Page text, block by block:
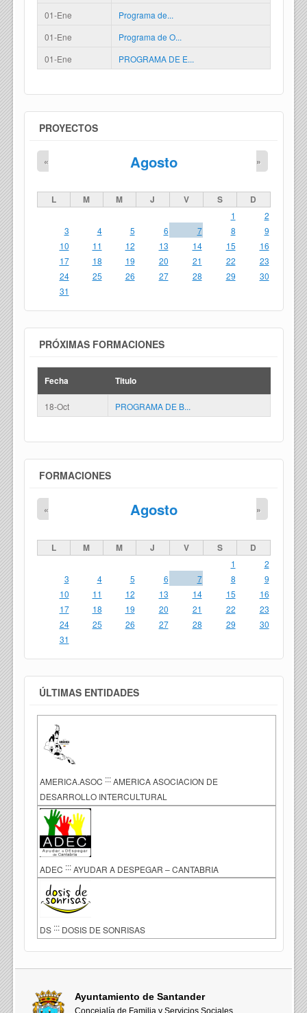
01-Ene
Programa de...
01-Ene
Programa de O...
01-Ene
PROGRAMA DE E...
PROYECTOS
Agosto
« »
L M M J V S D
1
2
3
4 5 6 7 8
9
10
11 12 13 14 15
16
17
18 19 20 21 22
23
24
25 26 27 28 29
30
31
PRÓXIMAS FORMACIONES
Fecha Titulo
18-Oct PROGRAMA DE B...
FORMACIONES
Agosto
« »
L M M J V S D
1
2
3
4 5 6 7 8
9
10
11 12 13 14 15
16
17
18 19 20 21 22
23
24
25 26 27 28 29
30
31
ÚLTIMAS ENTIDADES
AMERICA.ASOC ::: AMERICA ASOCIACION DE
DESARROLLO INTERCULTURAL
ADEC ::: AYUDAR A DESPEGAR – CANTABRIA
DS ::: DOSIS DE SONRISAS
Ayuntamiento de Santander
Concejalía de Familia y Servicios Sociales